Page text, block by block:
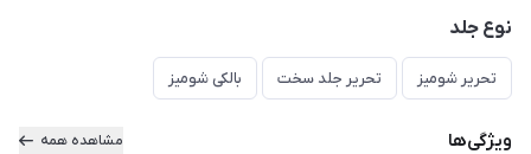
نوع جلد
تحریر شومیز تحریر جلد سخت بالکی شومیز
ویژگی‌ها مشاهده همه